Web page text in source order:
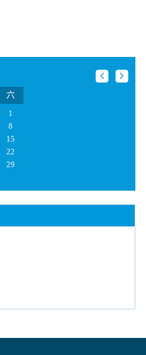
六
1
8
15
22
29